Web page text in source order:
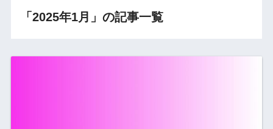
「2025年1月」の記事一覧